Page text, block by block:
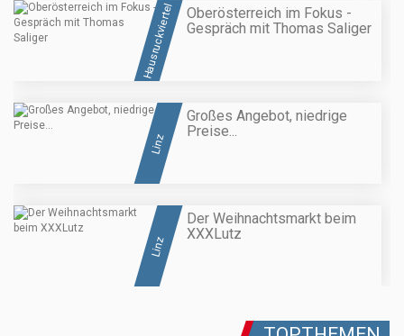
Hausruckviertel
Oberösterreich im Fokus -
Gespräch mit Thomas Saliger
Linz
Großes Angebot, niedrige
Preise...
Linz
Der Weihnachtsmarkt beim
XXXLutz